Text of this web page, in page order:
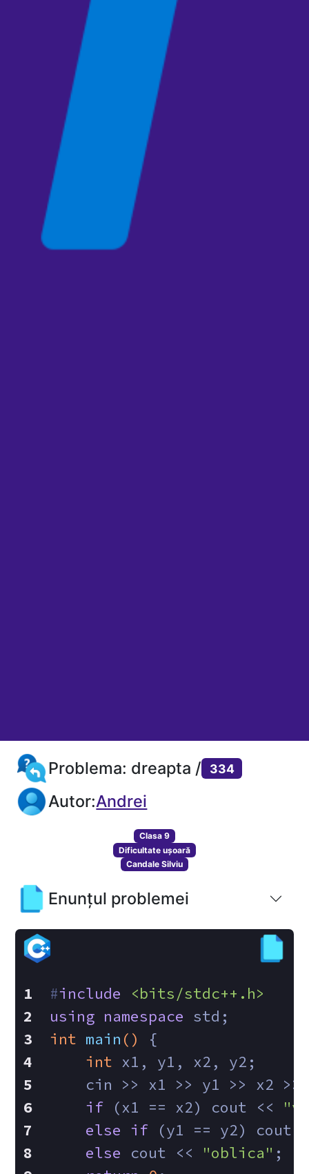
Problema: dreapta / 334
Autor:Andrei
Clasa 9
Dificultate ușoară
Candale Silviu
Enunțul problemei
#include
<bits/stdc++.h>
using namespace std;
int main ()
{
int x1, y1, x2, y2;
cin >> x1 >> y1 >> x2 >>
if (x1 == x2) cout <<
else if (y1 == y2) cout
else cout << "oblica" ;